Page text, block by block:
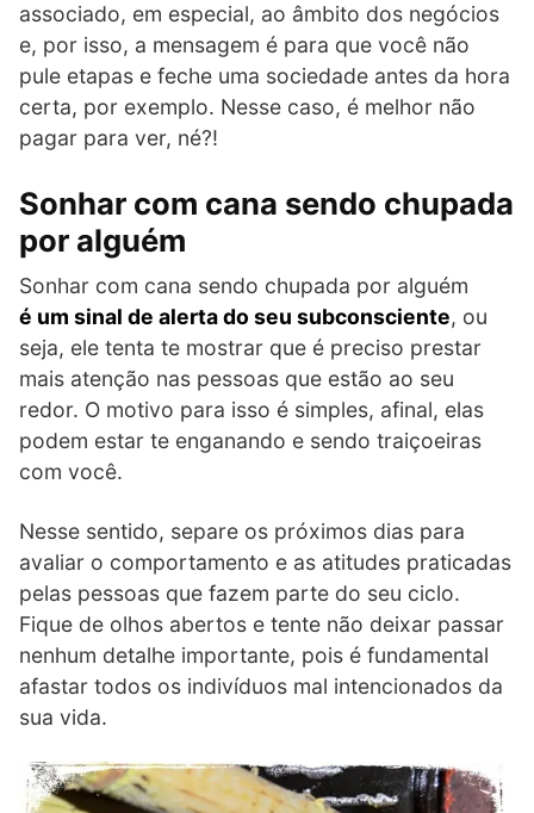
associado, em especial, ao âmbito dos negócios
e, por isso, a mensagem é para que você não
pule etapas e feche uma sociedade antes da hora
certa, por exemplo. Nesse caso, é melhor não
pagar para ver, né?!
Sonhar com cana sendo chupada
por alguém
Sonhar com cana sendo chupada por alguém
é um sinal de alerta do seu subconsciente, ou
seja, ele tenta te mostrar que é preciso prestar
mais atenção nas pessoas que estão ao seu
redor. O motivo para isso é simples, afinal, elas
podem estar te enganando e sendo traiçoeiras
com você.
Nesse sentido, separe os próximos dias para
avaliar o comportamento e as atitudes praticadas
pelas pessoas que fazem parte do seu ciclo.
Fique de olhos abertos e tente não deixar passar
nenhum detalhe importante, pois é fundamental
afastar todos os indivíduos mal intencionados da
sua vida.